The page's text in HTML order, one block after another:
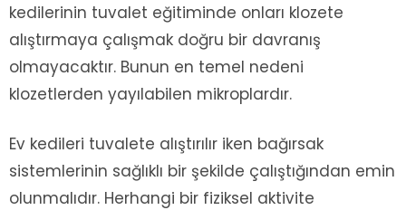
kedilerinin tuvalet eğitiminde onları klozete
alıştırmaya çalışmak doğru bir davranış
olmayacaktır. Bunun en temel nedeni
klozetlerden yayılabilen mikroplardır.
Ev kedileri tuvalete alıştırılır iken bağırsak
sistemlerinin sağlıklı bir şekilde çalıştığından emin
olunmalıdır. Herhangi bir fiziksel aktivite